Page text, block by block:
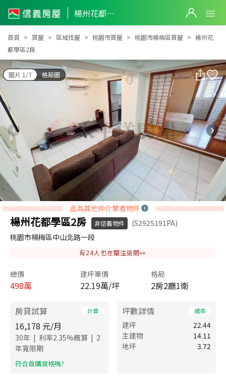
楊州花都學區2房
楊州花都學區2房
首頁 買屋 區域找屋 桃園市買屋 桃園市楊梅區買屋
楊州花
都學區2房
圖片 1/7 格局圖
此為其他仲介業者物件
楊州花都學區2房 非信義物件
(S2925191PA)
桃園市楊梅區中山北路一段
有24人也在關注這間👀
總價
498萬
建坪單價
22.19萬/坪
格局
2房2廳1衛
房貸試算 計算
16,178 元/月
30年 | 利率2.35%概算 | 2
年寬限期
​符合首購資格嗎?
坪數詳情 細項
建坪
22.44
主建物
14.11
地坪
3.72